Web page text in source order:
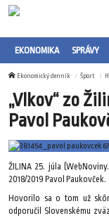
EKONOMIKA SPRÁVY
Ekonomický denník Šport
„Vlkov“ zo
Pavol
ŽILINA 25. júla
2018/2019 Pavol Paukovček.
Hovorilo sa o tom už
odporučil Slovenskému